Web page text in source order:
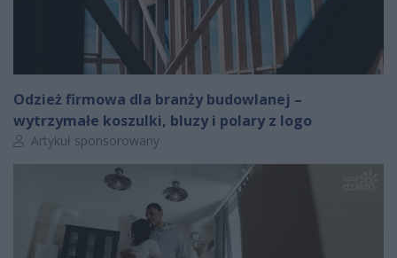
Odzież firmowa dla branży budowlanej –
wytrzymałe koszulki, bluzy i polary z logo
Autor artykułu:
Artykuł sponsorowany